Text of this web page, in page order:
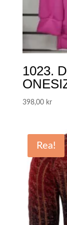
1023.
398,00 kr
Rea!